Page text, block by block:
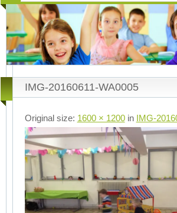
IMG-20160611-WA0005
Original size: 1600 × 1200in IMG-